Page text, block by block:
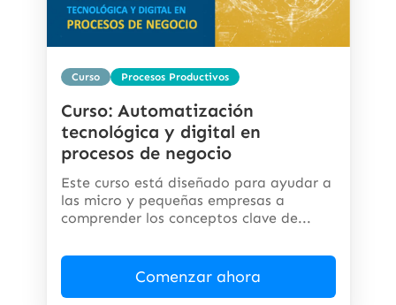
Curso Procesos Productivos
Curso: Automatización
tecnológica y digital en
procesos de negocio
Este curso está diseñado para ayudar a
las micro y pequeñas empresas a
comprender los conceptos clave de...
Comenzar ahora